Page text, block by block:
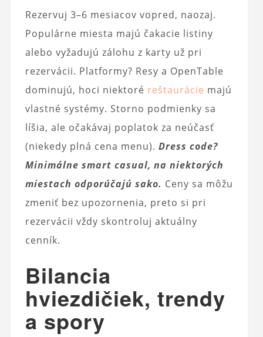
Rezervuj 3–6 mesiacov vopred, naozaj.
Populárne miesta majú čakacie listiny
alebo vyžadujú zálohu z karty už pri
rezervácii. Platformy? Resy a OpenTable
dominujú, hoci niektoré reštaurácie majú
vlastné systémy. Storno podmienky sa
líšia, ale očakávaj poplatok za neúčasť
(niekedy plná cena menu). Dress code?
Minimálne smart casual, na niektorých
miestach odporúčajú sako. Ceny sa môžu
zmeniť bez upozornenia, preto si pri
rezervácii vždy skontroluj aktuálny
cenník.
Bilancia
hviezdičiek, trendy
a spory